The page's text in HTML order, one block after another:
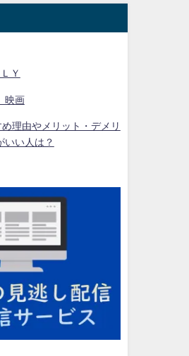
Ｙ
映画
め理由やメリット・デメリ
いい人は？